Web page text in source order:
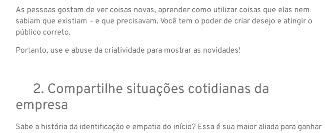
As pessoas gostam de ver coisas novas, aprender como utilizar coisas que elas nem
sabiam que existiam – e que precisavam. Você tem o poder de criar desejo e atingir o
público correto.
Portanto, use e abuse da criatividade para mostrar as novidades!
2. Compartilhe situações cotidianas da
empresa
Sabe a história da identificação e empatia do início? Essa é sua maior aliada para ganhar